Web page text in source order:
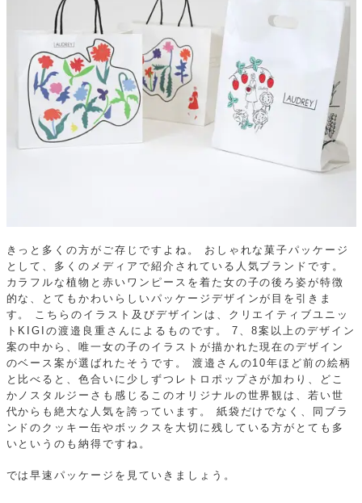
きっと多くの方がご存じですよね。
おしゃれな菓子パッケージ
として、多くのメディアで紹介されている人気ブランドです。
カラフルな植物と赤いワンピースを着た女の子の後ろ姿が特徴
的な、とてもかわいらしいパッケージデザインが目を引きま
す。
こちらのイラスト及びデザインは、クリエイティブユニッ
トKIGIの渡邉良重さんによるものです。
7、8案以上のデザイン
案の中から、唯一女の子のイラストが描かれた現在のデザイン
のベース案が選ばれたそうです。
渡邉さんの10年ほど前の絵柄
と比べると、色合いに少しずつレトロポップさが加わり、どこ
かノスタルジーさも感じるこのオリジナルの世界観は、若い世
代からも絶大な人気を誇っています。
紙袋だけでなく、同ブラ
ンドのクッキー缶やボックスを大切に残している方がとても多
いというのも納得ですね。
では早速パッケージを見ていきましょう。